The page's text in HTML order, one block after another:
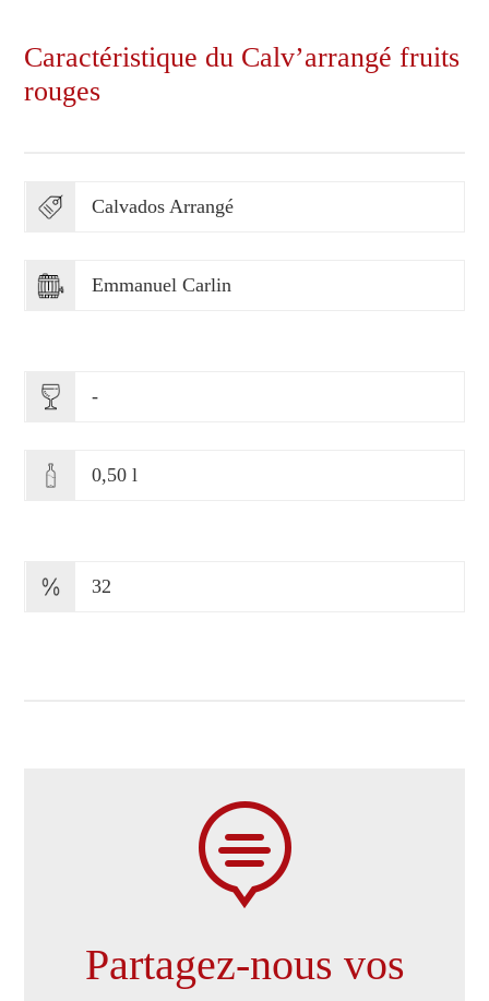
Caractéristique du Calv’arrangé fruits
rouges
Calvados Arrangé
Emmanuel Carlin
-
0,50 l
32

Partagez-nous vos